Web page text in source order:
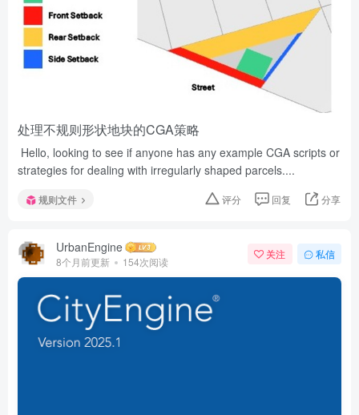
处理不规则形状地块的CGA策略
Hello, looking to see if anyone has any example CGA scripts or
strategies for dealing with irregularly shaped parcels....
规则文件 评分 回复 分享
UrbanEngine
8个月前更新 154次阅读
关注 私信